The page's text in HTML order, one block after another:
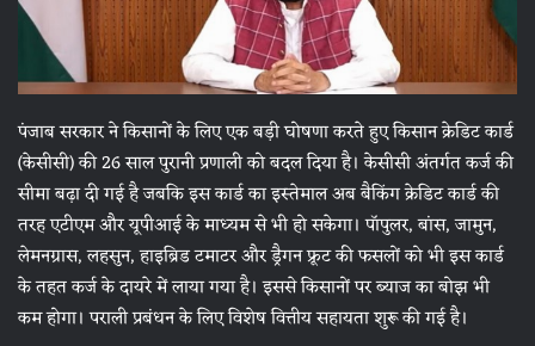
पंजाब सरकार ने किसानों के लिए एक बड़ी घोषणा करते हुए किसान क्रेडिट कार्ड
(केसीसी) की 26 साल पुरानी प्रणाली को बदल दिया है। केसीसी अंतर्गत कर्ज की
सीमा बढ़ा दी गई है जबकि इस कार्ड का इस्तेमाल अब बैकिंग क्रेडिट कार्ड की
तरह एटीएम और यूपीआई के माध्यम से भी हो सकेगा। पॉपुलर, बांस, जामुन,
लेमनग्रास, लहसुन, हाइब्रिड टमाटर और ड्रैगन फ्रूट की फसलों को भी इस कार्ड
के तहत कर्ज के दायरे में लाया गया है। इससे किसानों पर ब्याज का बोझ भी
कम होगा। पराली प्रबंधन के लिए विशेष वित्तीय सहायता शुरू की गई है।